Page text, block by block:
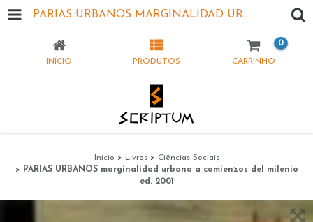
PARIAS URBANOS MARGINALIDAD URBANA A COMIENZOS DEL MILENIO ED. 2001
INÍCIO PRODUTOS CARRINHO
0
Início > Livros > Ciências Sociais
> PARIAS URBANOS marginalidad urbana a comienzos del milenio
ed. 2001